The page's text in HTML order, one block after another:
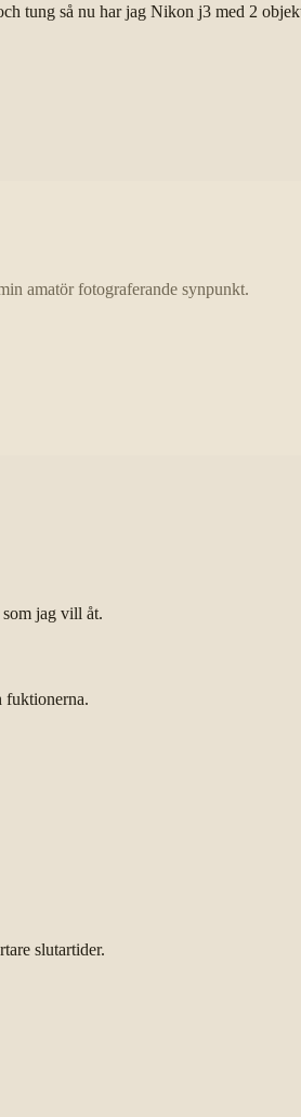
tung så nu har jag Nikon j3 med 2
amatör fotograferande synpunkt.
jag vill åt.
fuktionerna.
slutartider.